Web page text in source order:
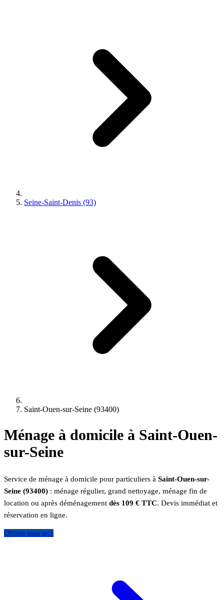
Seine-Saint-Denis (93)
Saint-Ouen-sur-Seine (93400)
Ménage à domicile à Saint-Ouen-
sur-Seine
Service de ménage à domicile pour particuliers à Saint-Ouen-sur-
Seine (93400) : ménage régulier, grand nettoyage, ménage fin de
location ou après déménagement dès 109 € TTC. Devis immédiat et
réservation en ligne.
Obtenir mon prix